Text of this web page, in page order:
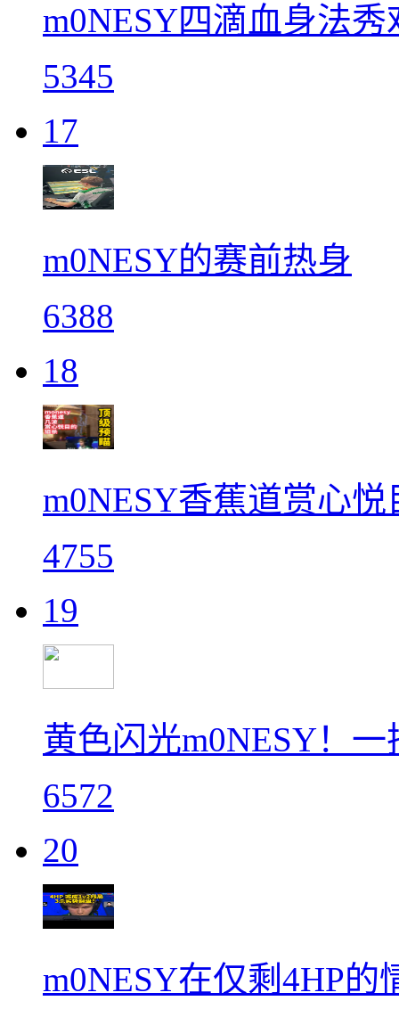
m0NESY四滴血身法
5345
17
m0NESY的赛前热身
6388
18
m0NESY香蕉道赏心
4755
19
黄色闪光m0NESY！
6572
20
m0NESY在仅剩4HP的